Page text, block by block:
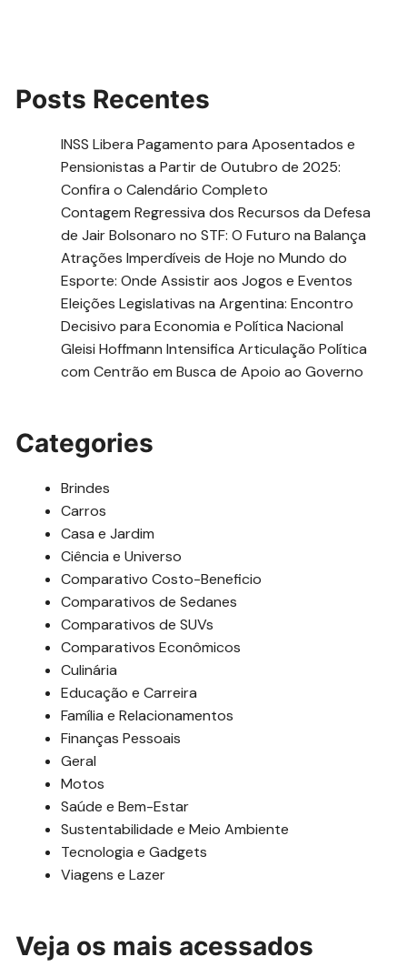
Posts Recentes
INSS Libera Pagamento para Aposentados e
Pensionistas a Partir de Outubro de 2025:
Confira o Calendário Completo
Contagem Regressiva dos Recursos da Defesa
de Jair Bolsonaro no STF: O Futuro na Balança
Atrações Imperdíveis de Hoje no Mundo do
Esporte: Onde Assistir aos Jogos e Eventos
Eleições Legislativas na Argentina: Encontro
Decisivo para Economia e Política Nacional
Gleisi Hoffmann Intensifica Articulação Política
com Centrão em Busca de Apoio ao Governo
Categories
Brindes
Carros
Casa e Jardim
Ciência e Universo
Comparativo Costo-Beneficio
Comparativos de Sedanes
Comparativos de SUVs
Comparativos Econômicos
Culinária
Educação e Carreira
Família e Relacionamentos
Finanças Pessoais
Geral
Motos
Saúde e Bem-Estar
Sustentabilidade e Meio Ambiente
Tecnologia e Gadgets
Viagens e Lazer
Veja os mais acessados